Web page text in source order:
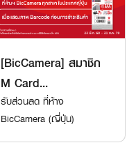
[BicCamera] สมาชิก
M Card...
รับส่วนลด ที่ห้าง
BicCamera (ญี่ปุ่น)